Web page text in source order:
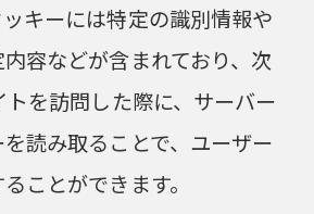
キーには特定の識別情報や
容などが含まれており、次
を訪問した際に、サーバー
読み取ることで、ユーザー
ことができます。